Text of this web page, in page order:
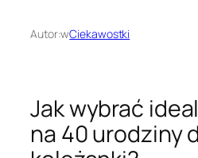
Autor:wCiekawostki
Jak wybrać
na 40 urodziny